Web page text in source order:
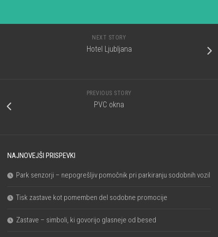
NEXT STORY
Hotel Ljubljana
PREVIOUS STORY
PVC okna
NAJNOVEJŠI PRISPEVKI
Park senzorji – nepogrešljiv pomočnik pri parkiranju sodobnih vozil
Tisk zastave kot pomemben del sodobne promocije
Zastave – simboli, ki govorijo glasneje od besed